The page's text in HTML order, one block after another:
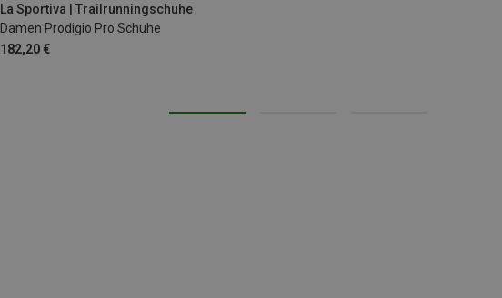
La Sportiva | Trailrunningschuhe
Damen Prodigio Pro Schuhe
182,20 €